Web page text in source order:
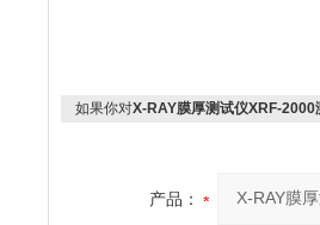
如果你对X-RAY膜厚测试仪XRF-2000
产品：